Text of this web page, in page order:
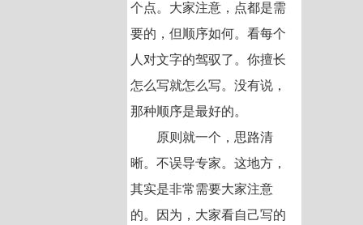
个点。大家注意，点都是需
要的，但顺序如何。看每个
人对文字的驾驭了。你擅长
怎么写就怎么写。没有说，
那种顺序是最好的。
原则就一个，思路清
晰。不误导专家。这地方，
其实是非常需要大家注意
的。因为，大家看自己写的